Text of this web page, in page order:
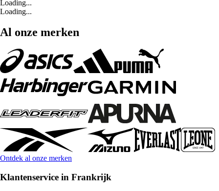
Loading...
Loading...
Al onze merken
Ontdek al onze merken
Klantenservice in Frankrijk